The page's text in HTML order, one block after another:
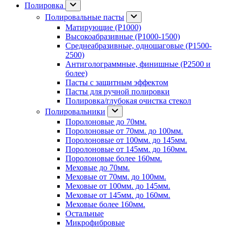
Полировка
Полировальные пасты
Матирующие (P1000)
Высокоабразивные (P1000-1500)
Среднеабразивные, одношаговые (P1500-
2500)
Антиголограммные, финишные (P2500 и
более)
Пасты с защитным эффектом
Пасты для ручной полировки
Полировка/глубокая очистка стекол
Полировальники
Поролоновые до 70мм.
Поролоновые от 70мм. до 100мм.
Поролоновые от 100мм. до 145мм.
Поролоновые от 145мм. до 160мм.
Поролоновые более 160мм.
Меховые до 70мм.
Меховые от 70мм. до 100мм.
Меховые от 100мм. до 145мм.
Меховые от 145мм. до 160мм.
Меховые более 160мм.
Остальные
Микрофибровые